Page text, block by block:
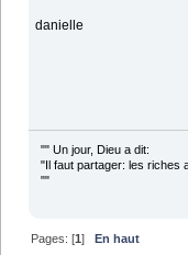
danielle
"" Un jour, Dieu a dit:
"Il faut partager: les riches
""
Pages: [1]
En haut